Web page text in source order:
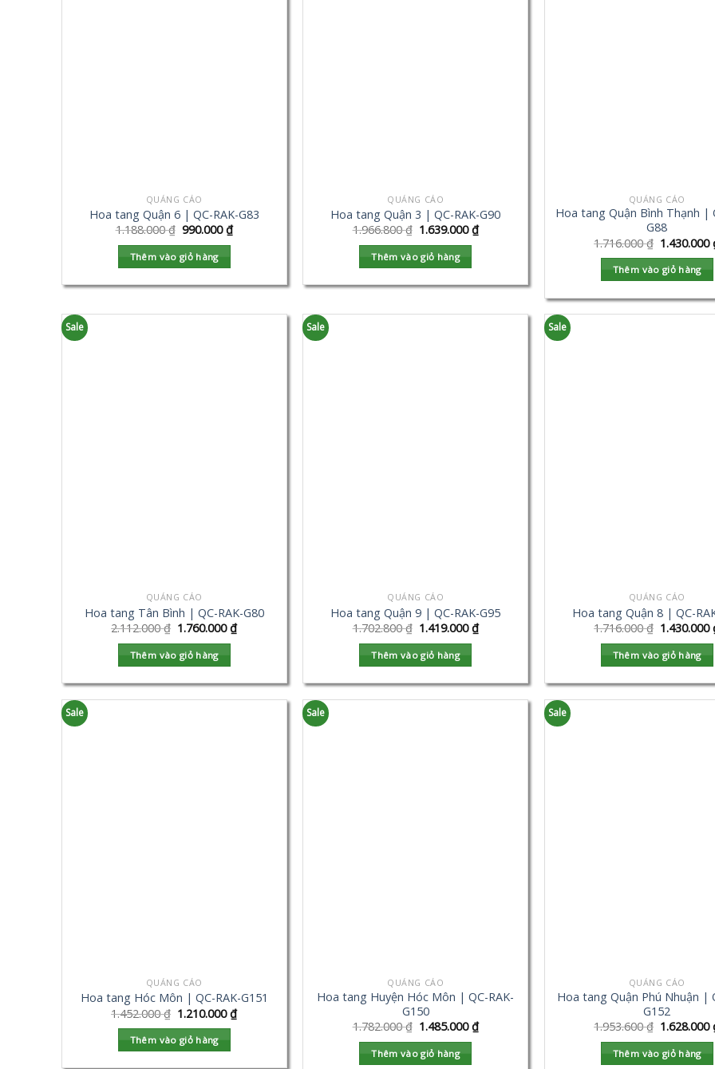
QUẢNG CÁO
Hoa tang Quận 6 | QC-RAK-G83
1.188.000₫ 990.000₫
Thêm vào giỏ hàng
QUẢNG CÁO
Hoa tang Quận 3 | QC-RAK-G90
1.966.800₫ 1.639.000₫
Thêm vào giỏ hàng
QUẢNG CÁO
Hoa tang Quận Bình Thạnh |
G88
1.716.000₫ 1.430.000
Thêm vào giỏ hàng
Sale
QUẢNG CÁO
Hoa tang Tân Bình | QC-RAK-G80
2.112.000₫ 1.760.000₫
Thêm vào giỏ hàng
Sale
QUẢNG CÁO
Hoa tang Quận 9 | QC-RAK-G95
1.702.800₫ 1.419.000₫
Thêm vào giỏ hàng
Sale
QUẢNG CÁO
Hoa tang Quận 8 | QC-
1.716.000₫ 1.430.000
Thêm vào giỏ hàng
Sale
QUẢNG CÁO
Hoa tang Hóc Môn | QC-RAK-G151
1.452.000₫ 1.210.000₫
Thêm vào giỏ hàng
Sale
QUẢNG CÁO
Hoa tang Huyện Hóc Môn | QC-RAK-
G150
1.782.000₫ 1.485.000₫
Thêm vào giỏ hàng
Sale
QUẢNG CÁO
Hoa tang Quận Phú Nhuận |
G152
1.953.600₫ 1.628.000
Thêm vào giỏ hàng